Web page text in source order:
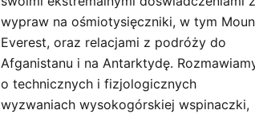
wypraw na ośmiotysięczniki, w tym
Everest, oraz relacjami z podróży do
Afganistanu i na Antarktydę.
o technicznych i fizjologicznych
wyzwaniach wysokogórskiej wspinaczki,